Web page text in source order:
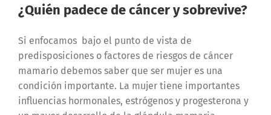
¿Quién padece de cáncer y sobrevive?
Si enfocamos bajo el punto de vista de
predisposiciones o factores de riesgos de cáncer
mamario debemos saber que ser mujer es una
condición importante. La mujer tiene importantes
influencias hormonales, estrógenos y progesterona y